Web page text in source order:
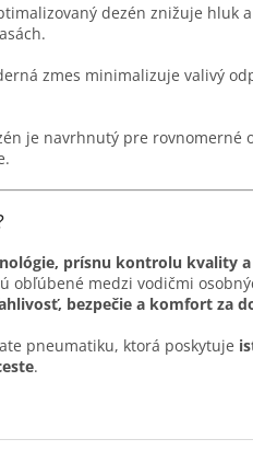
dezén znižuje hluk
zmes minimalizuje valivý
je navrhnutý pre rovnomerné
prísnu kontrolu kvality
obľúbené medzi vodičmi
bezpečie a komfort za
pneumatiku, ktorá poskytuje
.